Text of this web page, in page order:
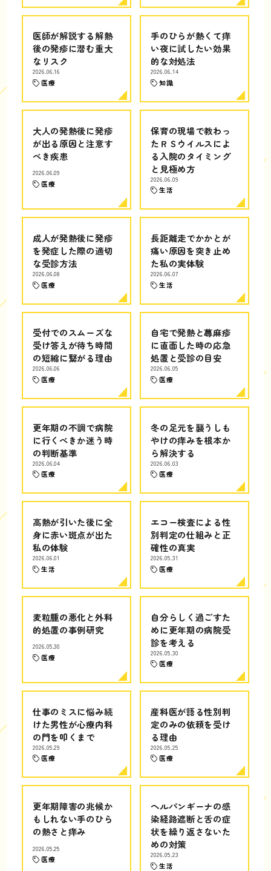
医師が解説する解熱
後の発疹に潜む重大
なリスク
2026.06.16
医療
手のひらが熱くて痒
い夜に試したい効果
的な対処法
2026.06.14
知識
大人の発熱後に発疹
が出る原因と注意す
べき疾患
2026.06.09
医療
保育の現場で教わっ
たＲＳウイルスによ
る入院のタイミング
と見極め方
2026.06.09
生活
成人が発熱後に発疹
を発症した際の適切
な受診方法
2026.06.08
医療
長距離走でかかとが
痛い原因を突き止め
た私の実体験
2026.06.07
生活
受付でのスムーズな
受け答えが待ち時間
の短縮に繋がる理由
2026.06.06
医療
自宅で発熱と蕁麻疹
に直面した時の応急
処置と受診の目安
2026.06.05
医療
更年期の不調で病院
に行くべきか迷う時
の判断基準
2026.06.04
医療
冬の足元を襲うしも
やけの痒みを根本か
ら解決する
2026.06.03
医療
高熱が引いた後に全
身に赤い斑点が出た
私の体験
2026.06.01
生活
エコー検査による性
別判定の仕組みと正
確性の真実
2026.05.31
医療
麦粒腫の悪化と外科
的処置の事例研究
2026.05.30
医療
自分らしく過ごすた
めに更年期の病院受
診を考える
2026.05.30
医療
仕事のミスに悩み続
けた男性が心療内科
の門を叩くまで
2026.05.29
医療
産科医が語る性別判
定のみの依頼を受け
る理由
2026.05.25
医療
更年期障害の兆候か
もしれない手のひら
の熱さと痒み
2026.05.25
医療
ヘルパンギーナの感
染経路遮断と舌の症
状を繰り返さないた
めの対策
2026.05.23
生活